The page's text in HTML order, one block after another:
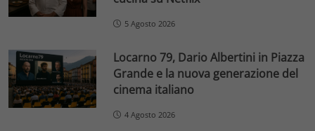
5 Agosto 2026
Locarno 79, Dario Albertini in Piazza
Grande e la nuova generazione del
cinema italiano
4 Agosto 2026